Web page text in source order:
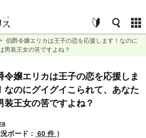
伯爵令嬢エリカは王子の恋を応援します！なのに
男装王女の筈ですよね？
令嬢エリカは王子の恋を応援しま
なのにグイグイこられて、あなた
装王女の筈ですよね？
況ボード： 60 件 ）